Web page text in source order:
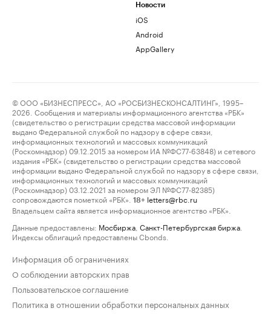
Новости
iOS
Android
AppGallery
© ООО «БИЗНЕСПРЕСС», АО «РОСБИЗНЕСКОНСАЛТИНГ», 1995–
2026. Сообщения и материалы информационного агентства «РБК»
(свидетельство о регистрации средства массовой информации
выдано Федеральной службой по надзору в сфере связи,
информационных технологий и массовых коммуникаций
(Роскомнадзор) 09.12.2015 за номером ИА №ФС77-63848) и сетевого
издания «РБК» (свидетельство о регистрации средства массовой
информации выдано Федеральной службой по надзору в сфере связи,
информационных технологий и массовых коммуникаций
(Роскомнадзор) 03.12.2021 за номером ЭЛ №ФС77-82385)
сопровождаются пометкой «РБК».
18+ letters@rbc.ru
Владельцем сайта является информационное агентство «РБК».
Данные предоставлены: Мосбиржа Санкт-Петербургская биржа
Индексы облигаций предоставлены Cbonds.
Информация об ограничениях
О соблюдении авторских прав
Пользовательское соглашение
Политика в отношении обработки персональных данных